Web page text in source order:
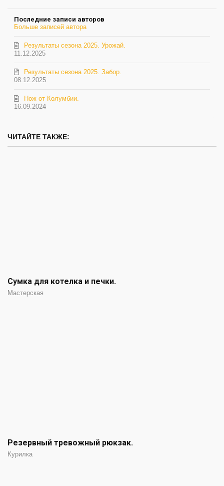
Последние записи авторов
Больше записей автора
11.12.2025
Результаты сезона 2025. Урожай.
08.12.2025
Результаты сезона 2025. Забор.
16.09.2024
Нож от Колумбии.
ЧИТАЙТЕ ТАКЖЕ:
Сумка для котелка и печки.
Мастерская
Резервный тревожный рюкзак.
Курилка